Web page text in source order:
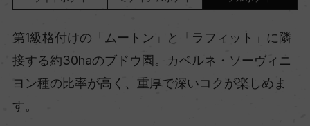
第1級格付けの「ムートン」と「ラフィット」に隣
接する約30haのブドウ園。カベルネ・ソーヴィニ
ヨン種の比率が高く、重厚で深いコクが楽しめま
す。